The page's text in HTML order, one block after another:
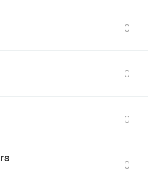
0
0
0
0